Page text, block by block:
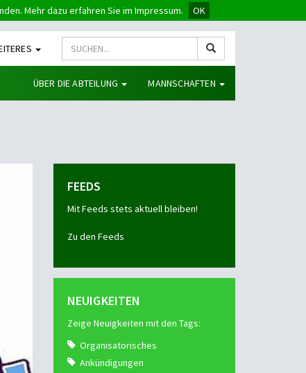
Mehr dazu erfahren Sie im Impressum. OK
ÜBER DIE ABTEILUNG MANNSCHAFTEN
FEEDS
Mit Feeds stets aktuell bleiben!
Zu den Feeds
NEUIGKEITEN
Zeige Neuigkeiten mit den Tags:
Organisatorisches
Ankündigungen